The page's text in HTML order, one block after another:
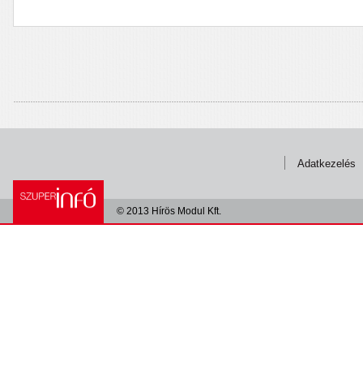
Adatkezelés
© 2013 Hírös Modul Kft.